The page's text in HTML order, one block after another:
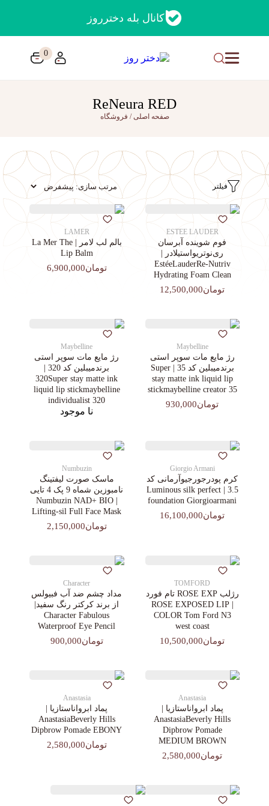
کانال بله دخترروز
0
ReNeura RED
صفحه اصلی/ فروشگاه
فیلتر
ESTEE LAUDER
فوم شوینده آبرسان
ری‌نوتریواستیلادر |
EstéeLauderRe-Nutriv
Hydrating Foam Clean
تومان12,500,000
LAMER
بالم لب لامر | La Mer The
Lip Balm
تومان6,900,000
Maybelline
رژ مایع مات سوپر استی‌
برندمیبلین کد 35 | Super
stay matte ink liquid lip
stickmaybelline creator 35
تومان930,000
Maybelline
رژ مایع مات سوپر استی‌
برندمیبلین کد 320 |
320Super stay matte ink
liquid lip stickmaybelline
individualist 320
نا موجود
Giorgio Armani
کرم پودرجورجیوآرمانی کد
3.5 | Luminous silk perfect
foundation Giorgioarmani
تومان16,100,000
Numbuzin
ماسک صورت لیفتینگ
نامبوزین شماه 9 پک 4 تایی
| Numbuzin NAD+ BIO
Lifting-sil Full Face Mask
تومان2,150,000
TOMFORD
رژلب ROSE EXP تام فورد
| ROSE EXPOSED LIP
COLOR Tom Ford N3
west coast
تومان10,500,000
Character
مداد چشم ضد آب فبیولس
از برند کرکتر رنگ سفید|
Character Fabulous
Waterproof Eye Pencil
تومان900,000
Anastasia
پماد ابرواناستازیا |
AnastasiaBeverly Hills
Dipbrow Pomade
MEDIUM BROWN
تومان2,580,000
Anastasia
پماد ابرواناستازیا |
AnastasiaBeverly Hills
Dipbrow Pomade EBONY
تومان2,580,000